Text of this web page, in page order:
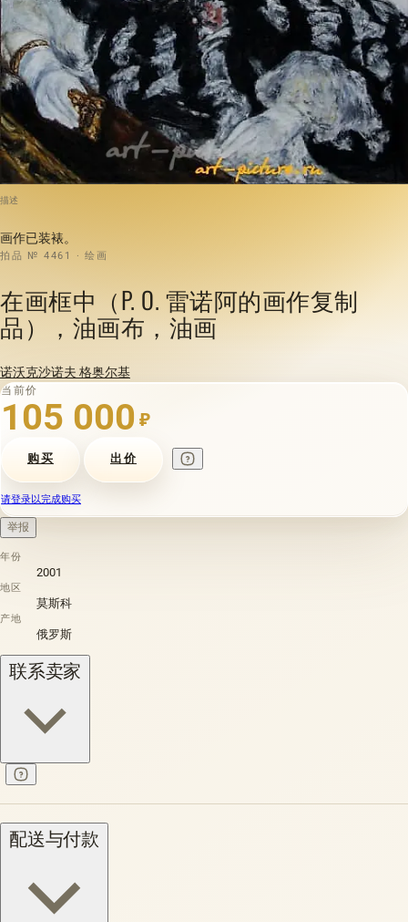
描述
画作已装裱。
拍品 № 4461 · 绘画
在画框中（P. O. 雷诺阿的画作复制
品），油画布，油画
诺沃克沙诺夫 格奥尔基
当前价
105 000 ₽
购买 出价
请登录以完成购买
举报
年份
2001
地区
莫斯科
产地
俄罗斯
联系卖家
配送与付款